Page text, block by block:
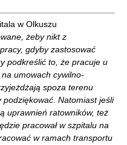
w Olkuszu
żeby nikt z
gdyby zastosować
podkreślić to, że pracuje u
umowach cywilno-
spoza terenu
Natomiast jeśli
uprawnień ratowników, też
pracował w szpitalu na
w ramach transportu